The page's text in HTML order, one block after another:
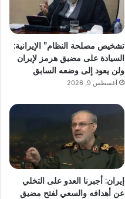
تشخيص مصلحة النظام” الإيرانية:
السيادة على مضيق هرمز لإيران
ولن يعود إلى وضعه السابق
أغسطس 9, 2026
إيران: أجبرنا العدو على التخلي
عن أهدافه والسعي لفتح مضيق